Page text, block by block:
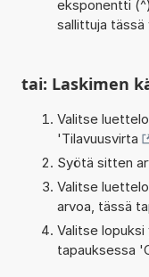
eksponentti
sallittuja tässä
tai: Laskimen
Valitse
'Tilavuusvirta
Syötä sitten
Valitse
arvoa, tässä
Valitse lopuksi
tapauksessa '